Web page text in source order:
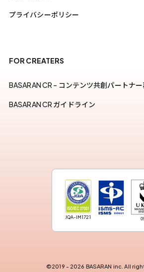
プライバシーポリシー
FOR CREATERS
BASARAN CR – コンテンツ共創パートナ
BASARAN CR ガイドライン
JQA-IM1721
©2019 - 2026 BASARAN inc. All